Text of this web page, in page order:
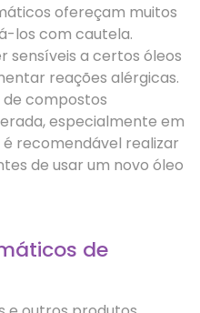
ofereçam muitos
los com cautela.
sensíveis a certos óleos
reações alérgicas.
compostos
especialmente em
recomendável realizar
de usar um novo óleo
de